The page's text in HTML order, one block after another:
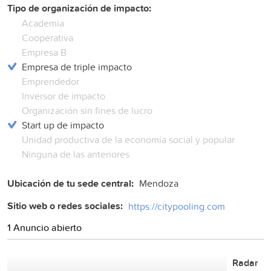
Tipo de organización de impacto:
Academia
Cooperativa
Empresa B
Empresa de triple impacto
Emprendedor
Inversor de impacto
Organización sin fines de lucro
Start up de impacto
Unidad productiva de la economía social y popular
Ninguna de las anteriores
Ubicación de tu sede central: Mendoza
Sitio web o redes sociales: https://citypooling.com
1 Anuncio abierto
Radar